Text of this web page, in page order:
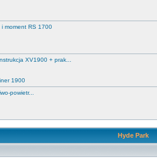
i moment RS 1700
XV1900 + prak...
1900
powietr...
Hyde Park